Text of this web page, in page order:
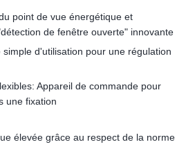
point de vue énergétique et
de fenêtre ouverte" innovante
d'utilisation pour une régulation
Appareil de commande pour
une fixation
élevée grâce au respect de la norme